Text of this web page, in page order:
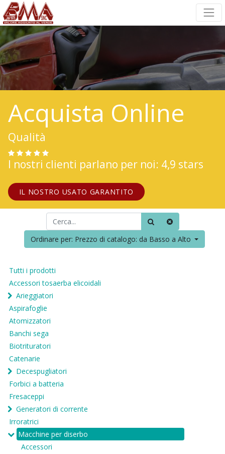
Acquista Online
Qualità
I nostri clienti parlano per noi: 4,9 stars
IL NOSTRO USATO GARANTITO
Ordinare per: Prezzo di catalogo: da Basso a Alto
Tutti i prodotti
Accessori tosaerba elicoidali
Arieggiatori
Aspirafoglie
Atomizzatori
Banchi sega
Biotrituratori
Catenarie
Decespugliatori
Forbici a batteria
Fresaceppi
Generatori di corrente
Irroratrici
Macchine per diserbo
Accessori